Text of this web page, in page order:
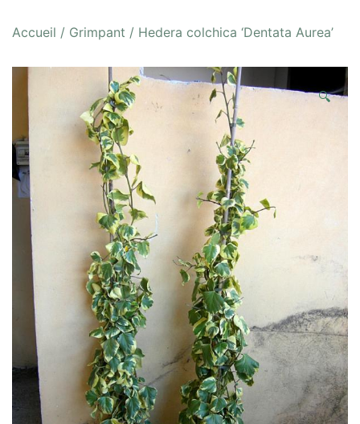
Accueil / Grimpant / Hedera colchica ‘Dentata Aurea’
🔍